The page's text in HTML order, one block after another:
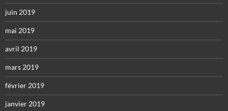
juin 2019
mai 2019
avril 2019
mars 2019
février 2019
janvier 2019